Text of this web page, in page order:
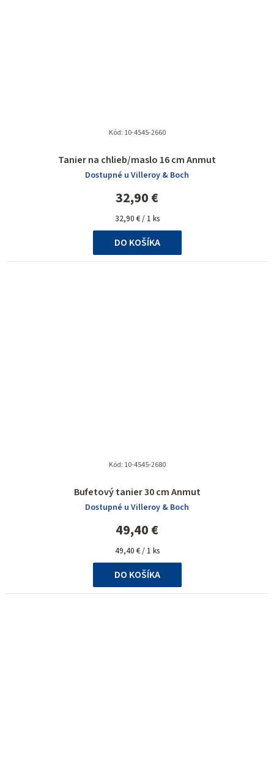
Tanier na chlieb/maslo 16 cm Anmut
Dostupné u Villeroy & Boch
32,90 €
Jednotková
cena:
32,90 € / 1 ks
DO KOŠÍKA
Kód: 10-4545-2660
Bufetový tanier 30 cm Anmut
Dostupné u Villeroy & Boch
49,40 €
Jednotková
cena:
49,40 € / 1 ks
DO KOŠÍKA
Kód: 10-4545-2680